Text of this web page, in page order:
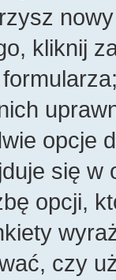
kliknij
opcje
się w
opcji,
czy